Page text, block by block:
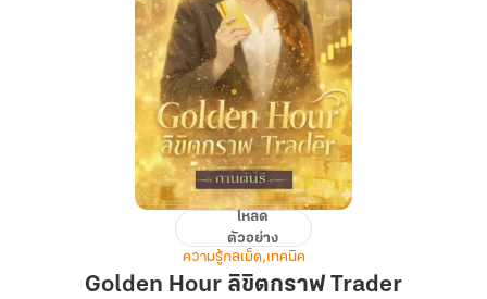
Golden
ลิขิต
โหลด
ตัวอย่าง
ความรู้กลเม็ด,เทคนิค
Golden Hour ลิขิตกราฟ Trader